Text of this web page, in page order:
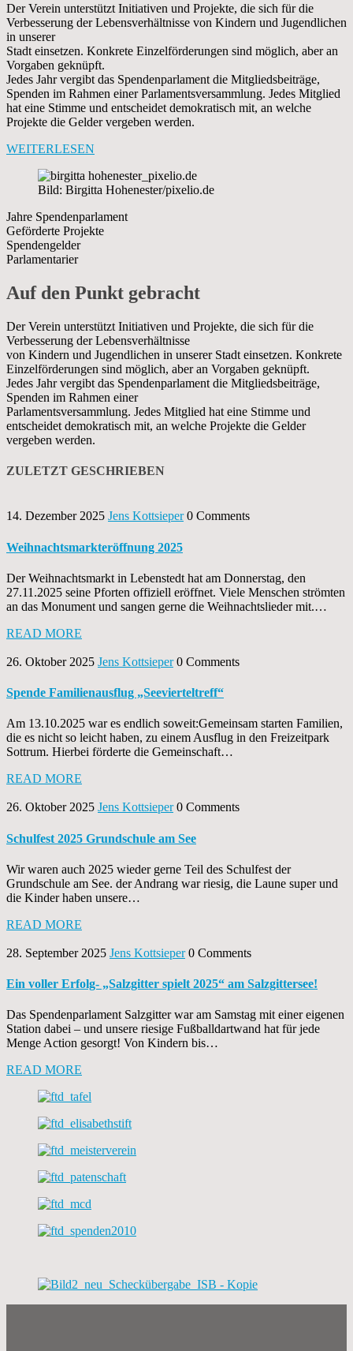
Der Verein unterstützt Initiativen und Projekte, die sich für die
Verbesserung der Lebensverhältnisse von Kindern und Jugendlichen
in unserer
Stadt einsetzen. Konkrete Einzelförderungen sind möglich, aber an
Vorgaben geknüpft.
Jedes Jahr vergibt das Spendenparlament die Mitgliedsbeiträge,
Spenden im Rahmen einer Parlamentsversammlung. Jedes Mitglied
hat eine Stimme und entscheidet demokratisch mit, an welche
Projekte die Gelder vergeben werden.
WEITERLESEN
Bild: Birgitta Hohenester/pixelio.de
Jahre Spendenparlament
Geförderte Projekte
Spendengelder
Parlamentarier
Auf den Punkt gebracht
Der Verein unterstützt Initiativen und Projekte, die sich für die
Verbesserung der Lebensverhältnisse
von Kindern und Jugendlichen in unserer Stadt einsetzen. Konkrete
Einzelförderungen sind möglich, aber an Vorgaben geknüpft.
Jedes Jahr vergibt das Spendenparlament die Mitgliedsbeiträge,
Spenden im Rahmen einer
Parlamentsversammlung. Jedes Mitglied hat eine Stimme und
entscheidet demokratisch mit, an welche Projekte die Gelder
vergeben werden.
ZULETZT GESCHRIEBEN
14. Dezember 2025 Jens Kottsieper 0 Comments
Weihnachtsmarkteröffnung 2025
Der Weihnachtsmarkt in Lebenstedt hat am Donnerstag, den
27.11.2025 seine Pforten offiziell eröffnet. Viele Menschen strömten
an das Monument und sangen gerne die Weihnachtslieder mit.…
READ MORE
26. Oktober 2025 Jens Kottsieper 0 Comments
Spende Familienausflug „Seevierteltreff“
Am 13.10.2025 war es endlich soweit:Gemeinsam starten Familien,
die es nicht so leicht haben, zu einem Ausflug in den Freizeitpark
Sottrum. Hierbei förderte die Gemeinschaft…
READ MORE
26. Oktober 2025 Jens Kottsieper 0 Comments
Schulfest 2025 Grundschule am See
Wir waren auch 2025 wieder gerne Teil des Schulfest der
Grundschule am See. der Andrang war riesig, die Laune super und
die Kinder haben unsere…
READ MORE
28. September 2025 Jens Kottsieper 0 Comments
Ein voller Erfolg- „Salzgitter spielt 2025“ am Salzgittersee!
Das Spendenparlament Salzgitter war am Samstag mit einer eigenen
Station dabei – und unsere riesige Fußballdartwand hat für jede
Menge Action gesorgt! Von Kindern bis…
READ MORE